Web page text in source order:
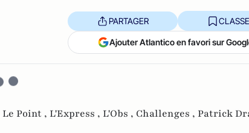
PARTAGER
Ajouter Atlantico en favori sur
Le Point , L'Express , L'Obs , Challenges , Patrick